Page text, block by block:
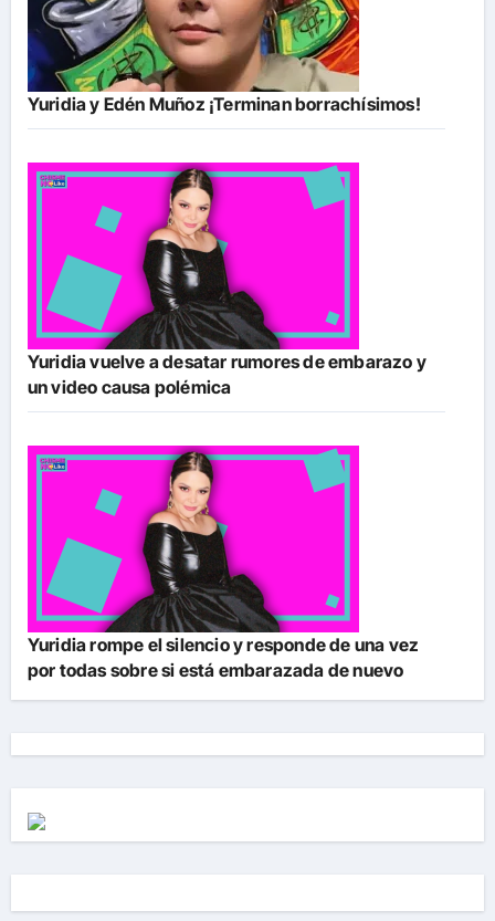
Yuridia y Edén Muñoz ¡Terminan borrachísimos!
Yuridia vuelve a desatar rumores de embarazo y
un video causa polémica
Yuridia rompe el silencio y responde de una vez
por todas sobre si está embarazada de nuevo